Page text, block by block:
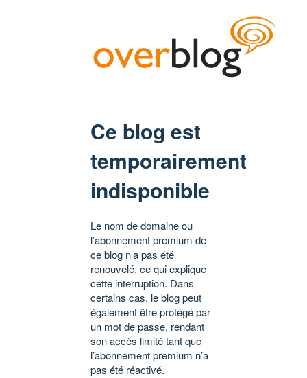
Ce blog est
temporairement
indisponible
Le nom de domaine ou
l’abonnement premium de
ce blog n’a pas été
renouvelé, ce qui explique
cette interruption. Dans
certains cas, le blog peut
également être protégé par
un mot de passe, rendant
son accès limité tant que
l’abonnement premium n’a
pas été réactivé.